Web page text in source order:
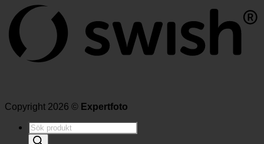
Copyright 2026 © Expertfoto
Produktsökning